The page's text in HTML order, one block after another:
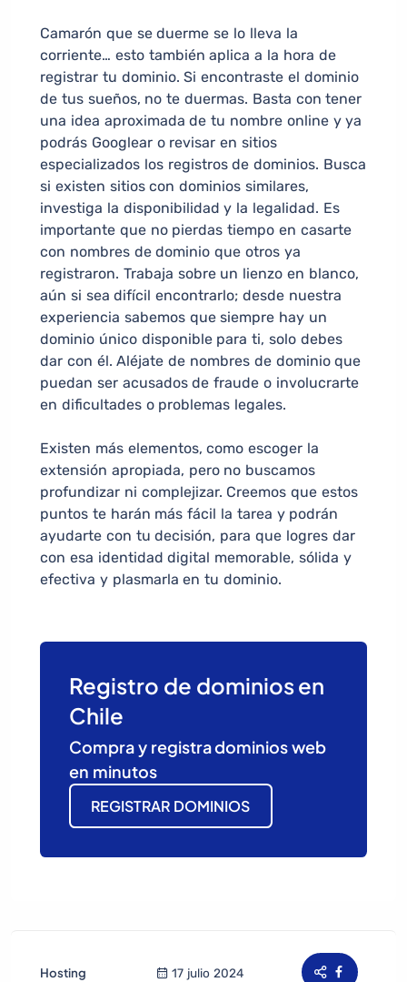
Camarón que se duerme se lo lleva la
corriente… esto también aplica a la hora de
registrar tu dominio. Si encontraste el dominio
de tus sueños, no te duermas. Basta con tener
una idea aproximada de tu nombre online y ya
podrás Googlear o revisar en sitios
especializados los registros de dominios. Busca
si existen sitios con dominios similares,
investiga la disponibilidad y la legalidad. Es
importante que no pierdas tiempo en casarte
con nombres de dominio que otros ya
registraron. Trabaja sobre un lienzo en blanco,
aún si sea difícil encontrarlo; desde nuestra
experiencia sabemos que siempre hay un
dominio único disponible para ti, solo debes
dar con él. Aléjate de nombres de dominio que
puedan ser acusados de fraude o involucrarte
en dificultades o problemas legales.
Existen más elementos, como escoger la
extensión apropiada, pero no buscamos
profundizar ni complejizar. Creemos que estos
puntos te harán más fácil la tarea y podrán
ayudarte con tu decisión, para que logres dar
con esa identidad digital memorable, sólida y
efectiva y plasmarla en tu dominio.
Registro de dominios en
Chile
Compra y registra dominios web
en minutos
REGISTRAR DOMINIOS
Hosting 17 julio 2024